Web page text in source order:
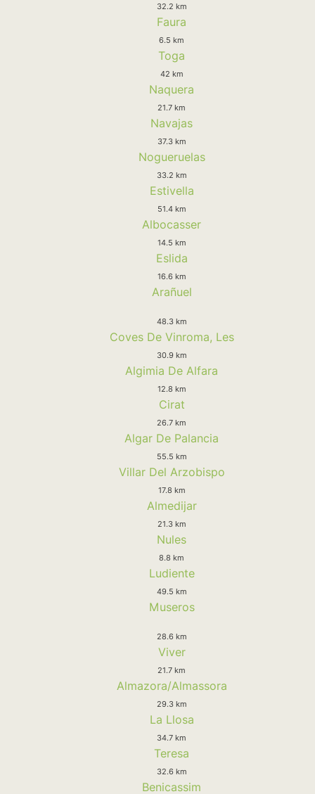
32.2 km
Faura
6.5 km
Toga
42 km
Naquera
21.7 km
Navajas
37.3 km
Nogueruelas
33.2 km
Estivella
51.4 km
Albocasser
14.5 km
Eslida
16.6 km
Arañuel
48.3 km
Coves De Vinroma, Les
30.9 km
Algimia De Alfara
12.8 km
Cirat
26.7 km
Algar De Palancia
55.5 km
Villar Del Arzobispo
17.8 km
Almedijar
21.3 km
Nules
8.8 km
Ludiente
49.5 km
Museros
28.6 km
Viver
21.7 km
Almazora/Almassora
29.3 km
La Llosa
34.7 km
Teresa
32.6 km
Benicassim